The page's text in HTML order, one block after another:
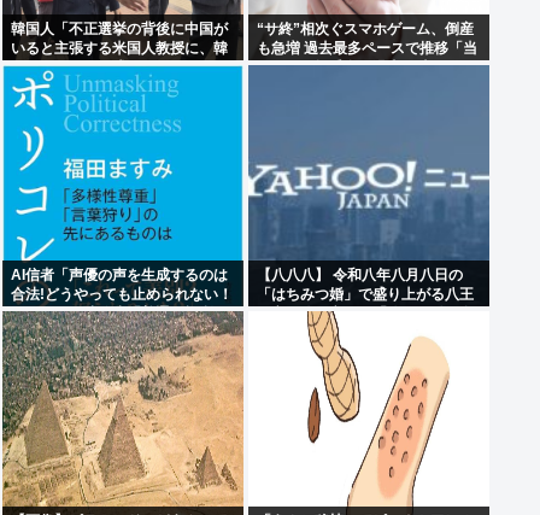
韓国人「不正選挙の背後に中国が
いると主張する米国人教授に、韓
国ネット民が困惑」
“サ終”相次ぐスマホゲーム、倒産
も急増 過去最多ペースで推移「当
たれば一攫千金」過去の時代に
AI信者「声優の声を生成するのは
合法!どうやっても止められない！
キャキャ」法務省「普通に権利侵
害っす」
【八八八】 令和八年八月八日の
「はちみつ婚」で盛り上がる八王
子市や八戸市など「八」の付く自
治体たち…日本の航空機の父・二
宮忠八ゆかりの八幡浜市と八幡市
は共同でイベント開催